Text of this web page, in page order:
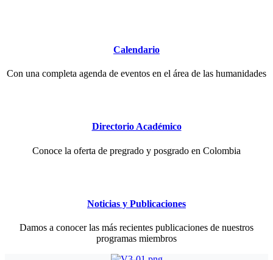
Calendario
Con una completa agenda de eventos en el área de las humanidades
Directorio Académico
Conoce la oferta de pregrado y posgrado en Colombia
Noticias y Publicaciones
Damos a conocer las más recientes publicaciones de nuestros
programas miembros